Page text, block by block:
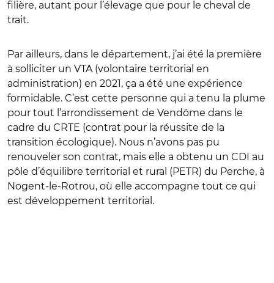
filière, autant pour l’élevage que pour le cheval de
trait.
Par ailleurs, dans le département, j’ai été la première
à solliciter un VTA (volontaire territorial en
administration) en 2021, ça a été une expérience
formidable. C’est cette personne qui a tenu la plume
pour tout l’arrondissement de Vendôme dans le
cadre du CRTE (contrat pour la réussite de la
transition écologique). Nous n’avons pas pu
renouveler son contrat, mais elle a obtenu un CDI au
pôle d’équilibre territorial et rural (PETR) du Perche, à
Nogent-le-Rotrou, où elle accompagne tout ce qui
est développement territorial.